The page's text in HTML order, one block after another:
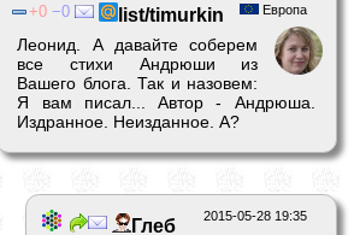
Европа
0 0 list/timurkin
Леонид. А давайте соберем
все стихи Андрюши из
Вашего блога. Так и назовем:
Я вам писал... Автор - Андрюша.
Издранное. Неизданное. А?
2015-05-28 19:35
Глеб